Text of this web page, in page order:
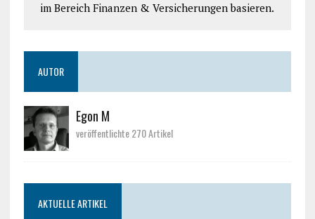
im Bereich Finanzen & Versicherungen basieren.
AUTOR
Egon M
veröffentlichte 270 Artikel
AKTUELLE ARTIKEL